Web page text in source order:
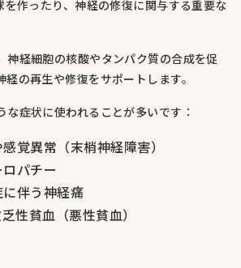
を作ったり、神経の修復に関与する重要な
神経細胞の核酸やタンパク質の合成を促
の再生や修復をサポートします。
な症状に使われることが多いです：
覚異常（末梢神経障害）
パチー
伴う神経痛
性貧血（悪性貧血）